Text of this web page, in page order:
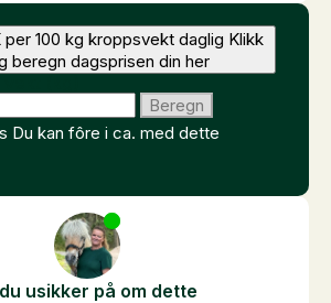
per 100 kg kroppsvekt daglig Klikk
beregn dagsprisen din her
Beregn
Du kan fôre i ca. med dette
usikker på om dette